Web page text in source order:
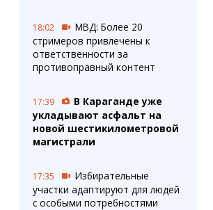
18:02
МВД: Более 20
стримеров привлечены к
ответственности за
противоправный контент
17:39
В Караганде уже
укладывают асфальт на
новой шестикилометровой
магистрали
17:35
Избирательные
участки адаптируют для людей
с особыми потребностями